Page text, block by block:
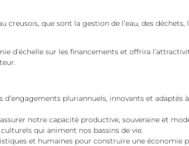
que sont la gestion de l’eau, des déchets,
d’échelle sur les financements et offrira
d’engagements pluriannuels, innovants et adaptés
notre capacité productive, souveraine et
qui animent nos bassins de vie.
et humaines pour construire une économie